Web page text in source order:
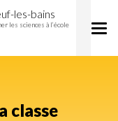
les-bains
les sciences à l’école
classe